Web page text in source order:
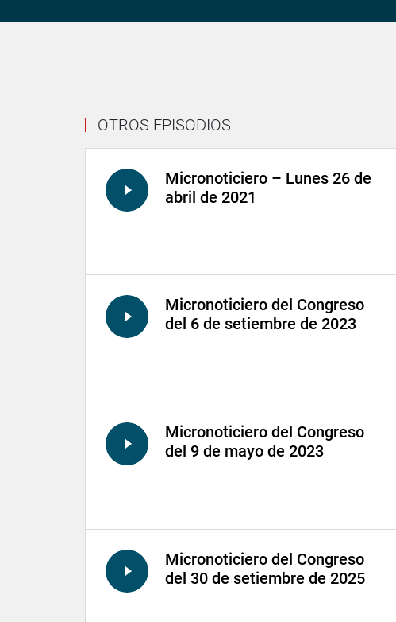
OTROS EPISODIOS
Micronoticiero – Lunes 26 de
abril de 2021
Micronoticiero del Congreso
del 6 de setiembre de 2023
Micronoticiero del Congreso
del 9 de mayo de 2023
Micronoticiero del Congreso
del 30 de setiembre de 2025